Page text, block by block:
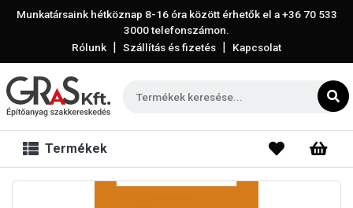
Munkatársaink hétköznap 8-16 óra között érhetők el a+36 70 533
3000telefonszámon.
Rólunk | Szállítás és fizetés | Kapcsolat
Termékek